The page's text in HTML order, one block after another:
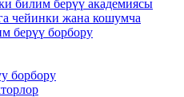
билим берүү академиясы
чейинки жана кошумча
берүү борбору
борбору